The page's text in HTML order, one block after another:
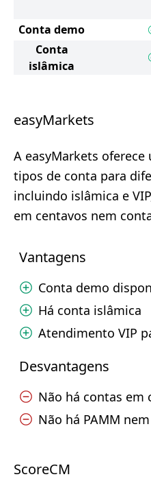
Conta demo
Conta
islâmica
easyMarkets
A easyMarkets
tipos de conta para
incluindo islâmica e
em centavos nem
Vantagens
Conta demo
Há conta islâmica
Atendimento VIP
Desvantagens
Não há contas em
Não há PAMM
ScoreCM